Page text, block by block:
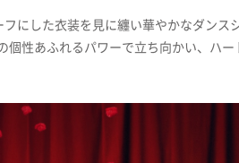
にした衣装を見に纏い華やかなダンス
性あふれるパワーで立ち向かい、ハー